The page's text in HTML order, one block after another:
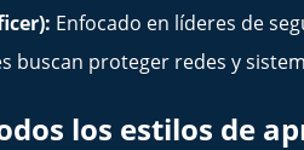
Enfocado en líderes de
buscan proteger redes y
los estilos de